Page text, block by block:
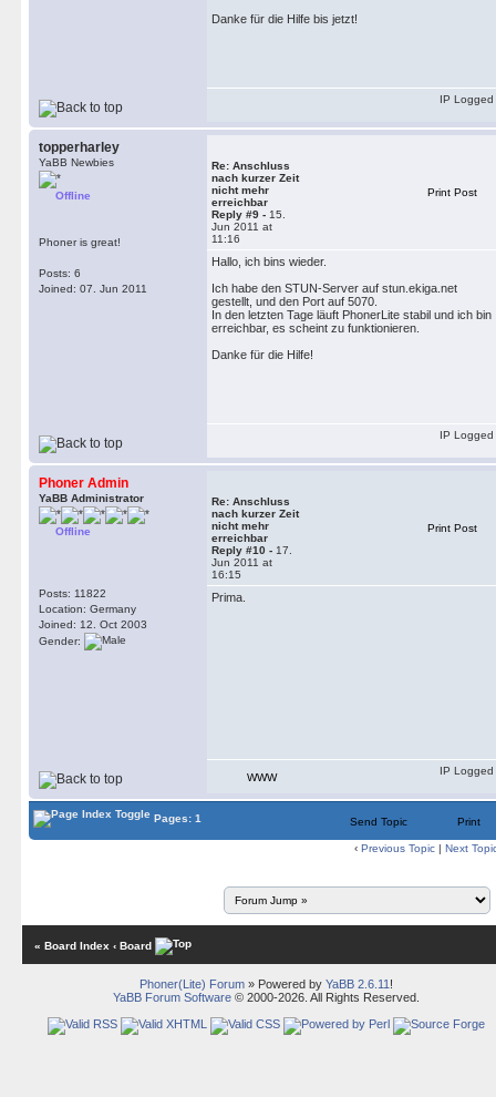
Danke für die Hilfe bis jetzt!
IP Logged
topperharley
YaBB Newbies
Offline
Phoner is great!
Posts: 6
Joined: 07. Jun 2011
Re: Anschluss
nach kurzer Zeit
nicht mehr
erreichbar
Reply #9 - 15.
Jun 2011 at
11:16
Print Post
Hallo, ich bins wieder.
Ich habe den STUN-Server auf stun.ekiga.net
gestellt, und den Port auf 5070.
In den letzten Tage läuft PhonerLite stabil und ich bin
erreichbar, es scheint zu funktionieren.
Danke für die Hilfe!
IP Logged
Phoner Admin
YaBB Administrator
Offline
Posts: 11822
Location: Germany
Joined: 12. Oct 2003
Gender:
Re: Anschluss
nach kurzer Zeit
nicht mehr
erreichbar
Reply #10 - 17.
Jun 2011 at
16:15
Print Post
Prima.
WWW
IP Logged
Pages: 1 Send Topic Print
‹ Previous Topic | Next
« Board Index ‹ Board
Phoner(Lite) Forum» Powered by YaBB 2.6.11 !
YaBB Forum Software© 2000-2026. All Rights Reserved.